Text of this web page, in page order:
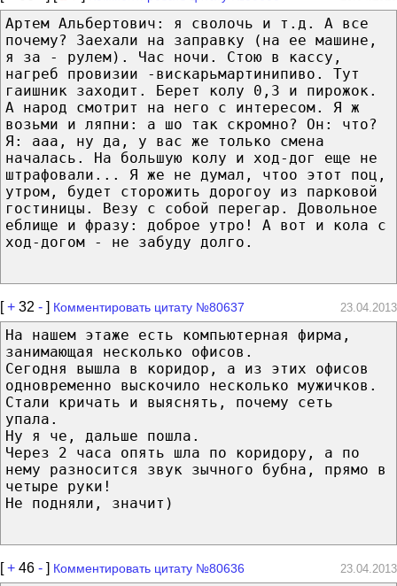
Артем Альбертович: я сволочь и т.д. А все
почему? Заехали на заправку (на ее машине,
я за - рулем). Час ночи. Стою в кассу,
нагреб провизии -вискарьмартинипиво. Тут
гаишник заходит. Берет колу 0,3 и пирожок.
А народ смотрит на него с интересом. Я ж
возьми и ляпни: а шо так скромно? Он: что?
Я: ааа, ну да, у вас же только смена
началась. На большую колу и ход-дог еще не
штрафовали... Я же не думал, чтоо этот поц,
утром, будет сторожить дорогоу из парковой
гостиницы. Везу с собой перегар. Довольное
еблище и фразу: доброе утро! А вот и кола с
ход-догом - не забуду долго.
[+ 32 - ] Комментировать цитату №80637 23.04.2013
На нашем этаже есть компьютерная фирма,
занимающая несколько офисов.
Сегодня вышла в коридор, а из этих офисов
одновременно выскочило несколько мужичков.
Стали кричать и выяснять, почему сеть
упала.
Ну я че, дальше пошла.
Через 2 часа опять шла по коридору, а по
нему разносится звук зычного бубна, прямо в
четыре руки!
Не подняли, значит)
[+ 46 - ] Комментировать цитату №80636 23.04.2013